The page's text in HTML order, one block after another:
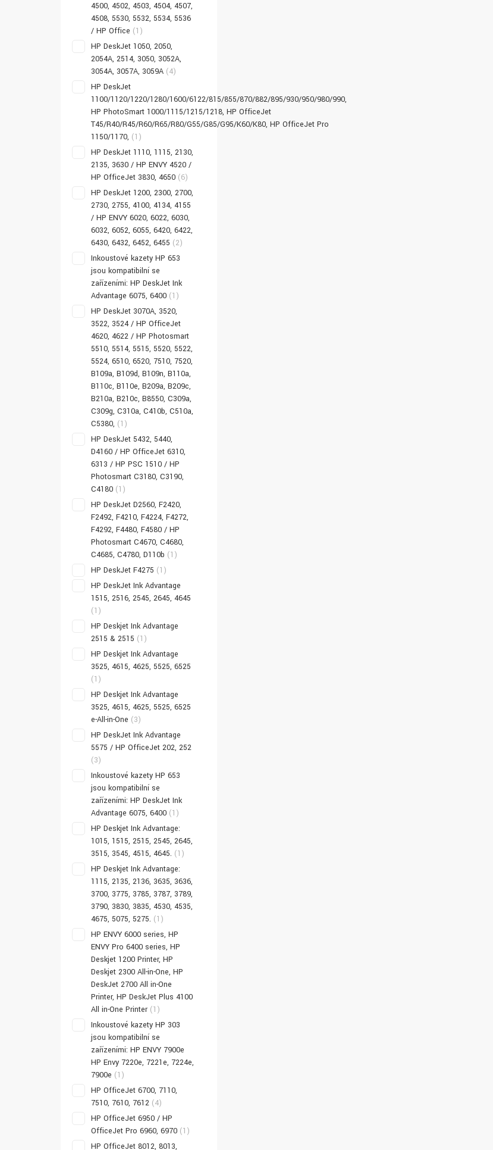
4500, 4502, 4503, 4504, 4507,
4508, 5530, 5532, 5534, 5536
/ HP Office (1)
HP DeskJet 1050, 2050,
2054A, 2514, 3050, 3052A,
3054A, 3057A, 3059A (4)
HP DeskJet
1100/1120/1220/1280/1600/6122/815/855/870/882/895/930/950/980/990,
HP PhotoSmart 1000/1115/1215/1218, HP OfficeJet
T45/R40/R45/R60/R65/R80/G55/G85/G95/K60/K80, HP OfficeJet Pro
1150/1170, (1)
HP DeskJet 1110, 1115, 2130,
2135, 3630 / HP ENVY 4520 /
HP OfficeJet 3830, 4650 (6)
HP DeskJet 1200, 2300, 2700,
2730, 2755, 4100, 4134, 4155
/ HP ENVY 6020, 6022, 6030,
6032, 6052, 6055, 6420, 6422,
6430, 6432, 6452, 6455 (2)
Inkoustové kazety HP 653
jsou kompatibilní se
zařízeními: HP DeskJet Ink
Advantage 6075, 6400 (1)
HP DeskJet 3070A, 3520,
3522, 3524 / HP OfficeJet
4620, 4622 / HP Photosmart
5510, 5514, 5515, 5520, 5522,
5524, 6510, 6520, 7510, 7520,
B109a, B109d, B109n, B110a,
B110c, B110e, B209a, B209c,
B210a, B210c, B8550, C309a,
C309g, C310a, C410b, C510a,
C5380, (1)
HP DeskJet 5432, 5440,
D4160 / HP OfficeJet 6310,
6313 / HP PSC 1510 / HP
Photosmart C3180, C3190,
C4180 (1)
HP DeskJet D2560, F2420,
F2492, F4210, F4224, F4272,
F4292, F4480, F4580 / HP
Photosmart C4670, C4680,
C4685, C4780, D110b (1)
HP DeskJet F4275 (1)
HP DeskJet Ink Advantage
1515, 2516, 2545, 2645, 4645
(1)
HP Deskjet Ink Advantage
2515 & 2515 (1)
HP Deskjet Ink Advantage
3525, 4615, 4625, 5525, 6525
(1)
HP Deskjet Ink Advantage
3525, 4615, 4625, 5525, 6525
e-All-in-One (3)
HP DeskJet Ink Advantage
5575 / HP OfficeJet 202, 252
(3)
Inkoustové kazety HP 653
jsou kompatibilní se
zařízeními: HP DeskJet Ink
Advantage 6075, 6400 (1)
HP Deskjet Ink Advantage:
1015, 1515, 2515, 2545, 2645,
3515, 3545, 4515, 4645. (1)
HP Deskjet Ink Advantage:
1115, 2135, 2136, 3635, 3636,
3700, 3775, 3785, 3787, 3789,
3790, 3830, 3835, 4530, 4535,
4675, 5075, 5275. (1)
HP ENVY 6000 series, HP
ENVY Pro 6400 series, HP
Deskjet 1200 Printer, HP
Deskjet 2300 All-in-One, HP
DeskJet 2700 All in-One
Printer, HP DeskJet Plus 4100
All in-One Printer (1)
Inkoustové kazety HP 303
jsou kompatibilní se
zařízeními: HP ENVY 7900e
HP Envy 7220e, 7221e, 7224e,
7900e (1)
HP OfficeJet 6700, 7110,
7510, 7610, 7612 (4)
HP OfficeJet 6950 / HP
OfficeJet Pro 6960, 6970 (1)
HP OfficeJet 8012, 8013,